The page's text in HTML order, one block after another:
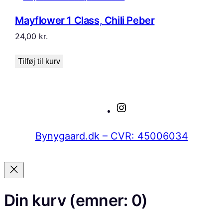
Mayflower 1 Class, Chili Peber
24,00 kr.
Tilføj til kurv
Bynygaard.dk – CVR: 45006034
Din kurv (emner: 0)